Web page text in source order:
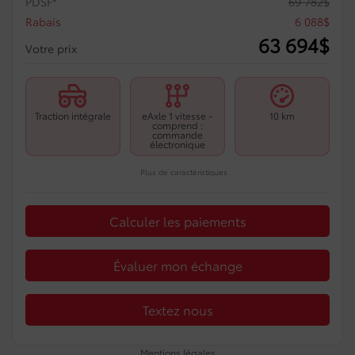
Rabais
6 088$
Votre prix
63 694$
Traction intégrale eAxle 1 vitesse -
comprend :
commande
électronique
10 km
Plus de caractéristiques
Calculer les paiements
Évaluer mon échange
Textez nous
Mentions légales